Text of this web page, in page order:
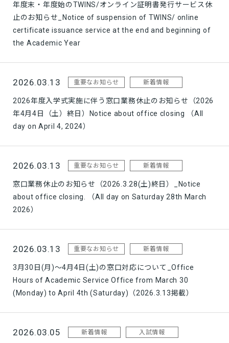
年度末・年度始のTWINS/オンライン証明書発行サービス休
止のお知らせ_Notice of suspension of TWINS/ online
certificate issuance service at the end and beginning of
the Academic Year
2026.03.13 重要なお知らせ 新着情報
2026年度入学式実施に伴う窓口業務休止のお知らせ（2026
年4月4日（土）終日）Notice about office closing （All
day on April 4, 2024）
2026.03.13 重要なお知らせ 新着情報
窓口業務休止のお知らせ（2026.3.28(土)終日）_Notice
about office closing. （All day on Saturday 28th March
2026）
2026.03.13 重要なお知らせ 新着情報
3月30日(月)～4月4日(土)の窓口対応について_Office
Hours of Academic Service Office from March 30
(Monday) to April 4th (Saturday)（2026.3.13掲載）
2026.03.05 新着情報 入試情報